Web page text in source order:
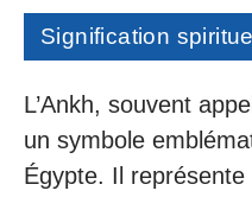
Signification
L’Ankh, souvent
un symbole
Égypte. Il